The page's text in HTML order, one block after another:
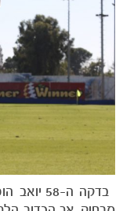
בדקה ה-